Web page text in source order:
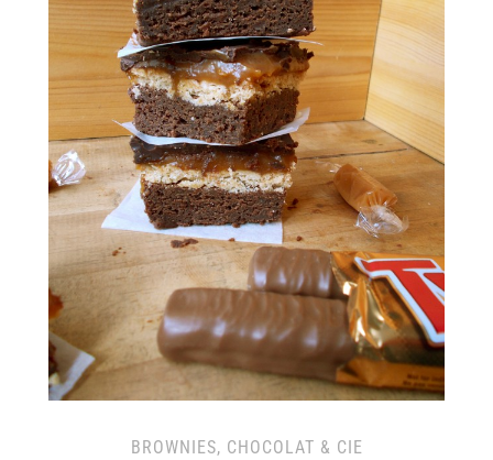
BROWNIES, CHOCOLAT & CIE